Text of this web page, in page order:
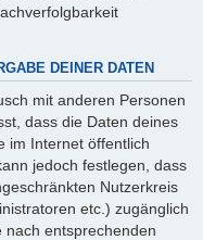
DEINER DATEN
mit anderen Personen
dass die Daten deines
im Internet öffentlich
jedoch festlegen, dass
Nutzerkreis
etc.) zugänglich
entsprechenden